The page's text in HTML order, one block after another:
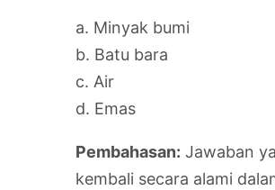
a. Minyak bumi
b. Batu bara
c. Air
d. Emas
Pembahasan: Jawaban
kembali secara alami